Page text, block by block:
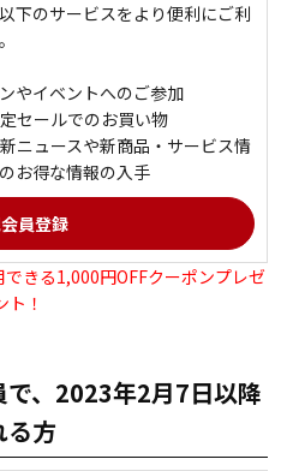
下のサービスをより便利にご利
やイベントへのご参加
セールでのお買い物
ニュースや新商品・サービス情
お得な情報の入手
きる1,000円OFFクーポンプレゼ
ト！
、2023年2月7日以降
る方